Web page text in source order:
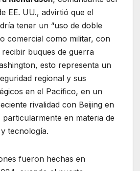
EE. UU., advirtió que el
tener un “uso de doble
comercial como militar, con
buques de guerra
esto representa un
regional y sus
en el Pacífico, en un
rivalidad con Beijing en
particularmente en materia de
tecnología.
fueron hechas en